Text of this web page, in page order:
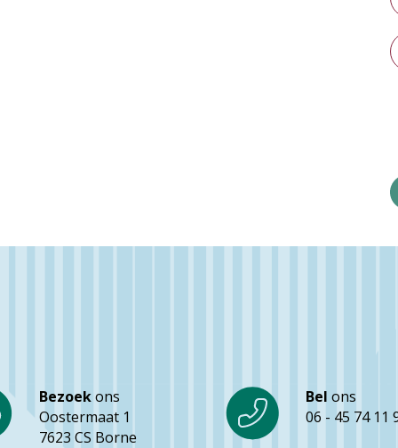
Bezoekons
Oostermaat 1
7623 CS Borne
Bel ons
06 - 45 74 11